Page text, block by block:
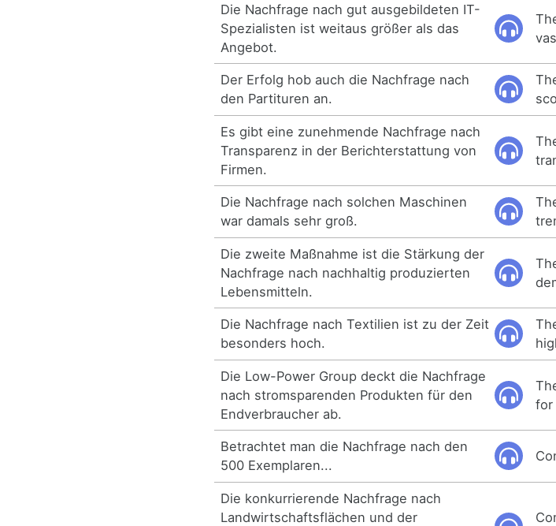
Die Nachfrage nach gut ausgebildeten IT-
Spezialisten ist weitaus größer als das
Angebot.
Der Erfolg hob auch die Nachfrage nach
den Partituren an.
Es gibt eine zunehmende Nachfrage nach
Transparenz in der Berichterstattung von
Firmen.
Die Nachfrage nach solchen Maschinen
war damals sehr groß.
Die zweite Maßnahme ist die Stärkung der
Nachfrage nach nachhaltig produzierten
Lebensmitteln.
Die Nachfrage nach Textilien ist zu der Zeit
besonders hoch.
Die Low-Power Group deckt die Nachfrage
nach stromsparenden Produkten für den
Endverbraucher ab.
for
Betrachtet man die Nachfrage nach den
500 Exemplaren...
Die konkurrierende Nachfrage nach
Landwirtschaftsflächen und der